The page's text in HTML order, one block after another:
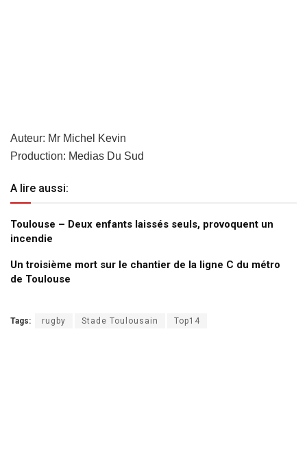
Auteur: Mr Michel Kevin
Production: Medias Du Sud
A lire aussi:
Toulouse – Deux enfants laissés seuls, provoquent un
incendie
Un troisième mort sur le chantier de la ligne C du métro
de Toulouse
Tags: rugby Stade Toulousain Top14